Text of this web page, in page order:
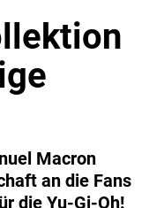
Macron
an die Fans
die Yu-Gi-Oh!